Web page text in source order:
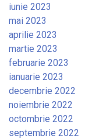
iunie 2023
mai 2023
aprilie 2023
martie 2023
februarie 2023
ianuarie 2023
decembrie 2022
noiembrie 2022
octombrie 2022
septembrie 2022